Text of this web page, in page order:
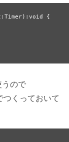
{
ので
くっておいて